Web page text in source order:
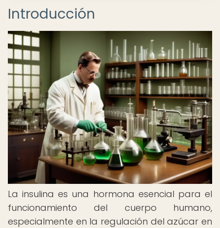
Introducción
La insulina es una hormona esencial para el
funcionamiento del cuerpo humano,
especialmente en la regulación del azúcar en